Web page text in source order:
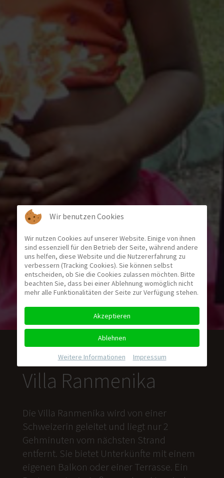
Villa Ranmenika
Die Villa Ranmenika wird von einer
Schweizerin geleitet und liegt nur 2
Gehminuten vom nächsten Strand
entfernt. Sie bietet Unterkünfte mit einem
eigenen Balkon oder einer Terrasse. Ein
Wir benutzen Cookies
Wir nutzen Cookies auf unserer Website. Einige von ihnen
sind essenziell für den Betrieb der Seite, während andere
uns helfen, diese Website und die Nutzererfahrung zu
verbessern (Tracking Cookies). Sie können selbst
entscheiden, ob Sie die Cookies zulassen möchten. Bitte
beachten Sie, dass bei einer Ablehnung womöglich nicht
mehr alle Funktionalitäten der Seite zur Verfügung stehen.
Akzeptieren
Ablehnen
Weitere Informationen Impressum